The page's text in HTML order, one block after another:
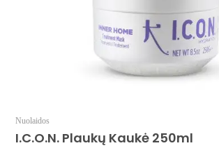
Nuolaidos
I.C.O.N. Plaukų Kaukė 250ml